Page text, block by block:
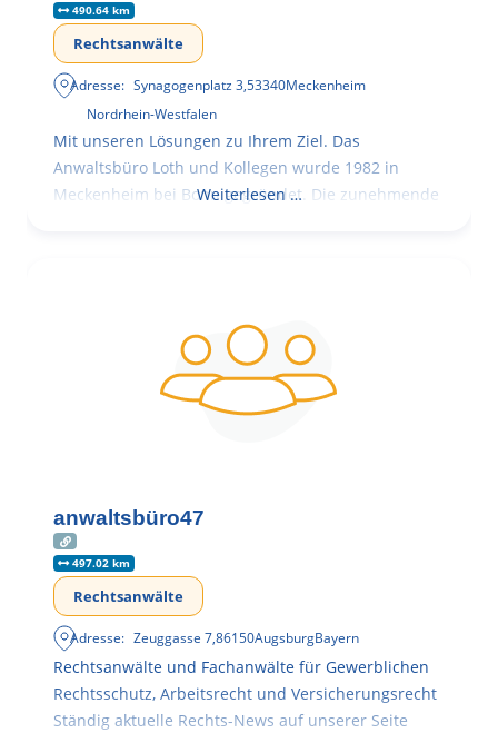
490.64 km
Rechtsanwälte
Adresse: Synagogenplatz 3,53340Meckenheim
Nordrhein-Westfalen
Mit unseren Lösungen zu Ihrem Ziel. Das
Anwaltsbüro Loth und Kollegen wurde 1982 in
Meckenheim bei Bonn gegründet. Die zunehmende
Weiterlesen …
anwaltsbüro47
497.02 km
Rechtsanwälte
Adresse: Zeuggasse 7,86150AugsburgBayern
Rechtsanwälte und Fachanwälte für Gewerblichen
Rechtsschutz, Arbeitsrecht und Versicherungsrecht
Ständig aktuelle Rechts-News auf unserer Seite